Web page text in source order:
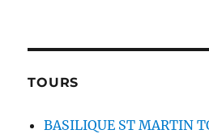
TOURS
BASILIQUE ST MARTIN